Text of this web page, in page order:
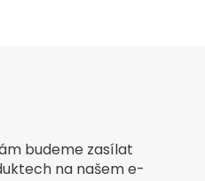
budeme zasílat
na našem e-